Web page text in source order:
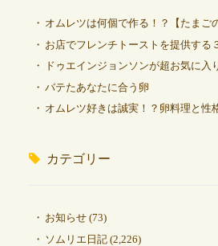
オムレツは何個で作る！？【たまご
お店でフレンチトーストを提供する
ドゥエインジョンソンが超お気に入
バテたあなたに合う卵
オムレツ好きは誠実！？卵料理と性
カテゴリー
お知らせ(73)
ソムリエ日記(2,226)